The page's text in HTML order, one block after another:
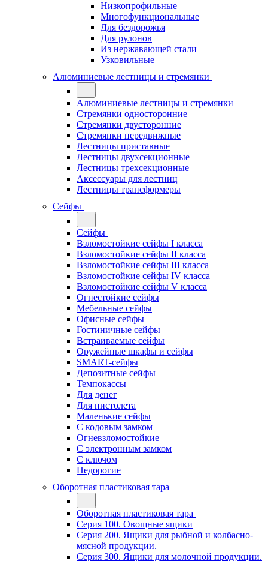
Низкопрофильные
Многофункциональные
Для бездорожья
Для рулонов
Из нержавающей стали
Узковильные
Алюминиевые лестницы и стремянки
Алюминиевые лестницы и стремянки
Стремянки односторонние
Стремянки двусторонние
Стремянки передвижные
Лестницы приставные
Лестницы двухсекционные
Лестницы трехсекционные
Аксессуары для лестниц
Лестницы трансформеры
Сейфы
Сейфы
Взломостойкие сейфы I класса
Взломостойкие сейфы II класса
Взломостойкие сейфы III класса
Взломостойкие сейфы IV класса
Взломостойкие сейфы V класса
Огнестойкие сейфы
Мебельные сейфы
Офисные сейфы
Гостиничные сейфы
Встраиваемые сейфы
Оружейные шкафы и сейфы
SMART-сейфы
Депозитные сейфы
Темпокассы
Для денег
Для пистолета
Маленькие сейфы
С кодовым замком
Огневзломостойкие
С электронным замком
С ключом
Недорогие
Оборотная пластиковая тара
Оборотная пластиковая тара
Серия 100. Овощные ящики
Серия 200. Ящики для рыбной и колбасно-
мясной продукции.
Серия 300. Ящики для молочной продукции.